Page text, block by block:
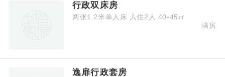
行政双床房
两张1.2米单人床 入住2人 40-45㎡
满房
逸扉行政套房